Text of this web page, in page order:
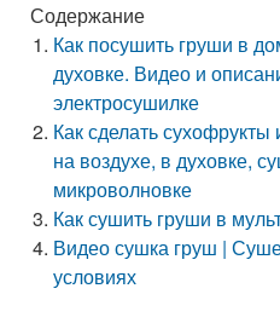
Содержание
Как посушить груши в
духовке. Видео и
электросушилке
Как сделать
на воздухе, в духовке,
микроволновке
Как сушить груши в
Видео сушка груш |
условиях